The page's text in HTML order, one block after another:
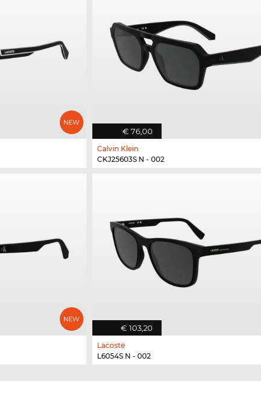
€ 76,00
Calvin Klein
CKJ25603S N - 002
€ 103,20
Lacoste
L6054S N - 002